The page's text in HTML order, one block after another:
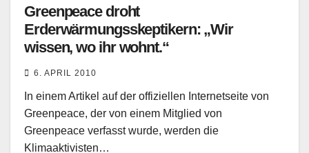
Greenpeace droht
Erderwärmungsskeptikern: „Wir
wissen, wo ihr wohnt.“
6. APRIL 2010
In einem Artikel auf der offiziellen Internetseite von
Greenpeace, der von einem Mitglied von
Greenpeace verfasst wurde, werden die
Klimaaktivisten…